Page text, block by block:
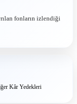
fonların izlendiği
Kâr Yedekleri